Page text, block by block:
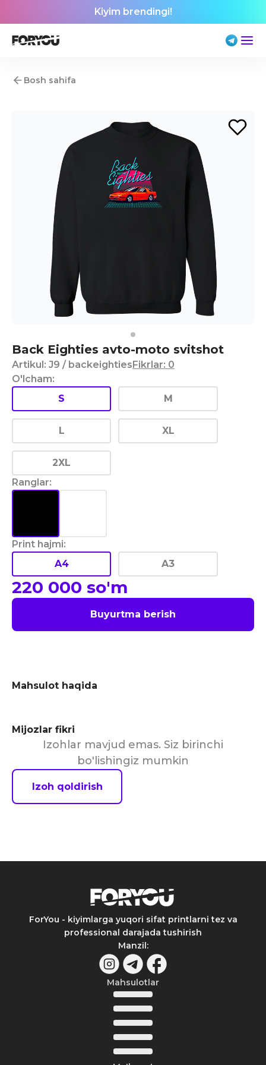
Kiyim brendingi!
Bosh sahifa
Back Eighties avto-moto svitshot
Artikul: J9 / backeightiesFikrlar: 0
O'lcham:
S
M
L XL
2XL
Ranglar:
Print hajmi:
A4
A3
220 000 so'm
Buyurtma berish
Mahsulot haqida
Mijozlar fikri
Izohlar mavjud emas. Siz birinchi
bo'lishingiz mumkin
Izoh qoldirish
ForYou - kiyimlarga yuqori sifat printlarni tez va
professional darajada tushirish
Manzil:
Mahsulotlar